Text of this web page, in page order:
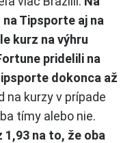
Tipsporte aj na
kurz na výhru
pridelili na
dokonca až
na kurzy v prípade
tímy alebo nie.
na to, že oba